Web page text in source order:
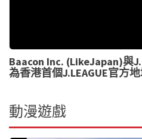
Baacon Inc. (LikeJapan)與
為香港首個J.LEAGUE官方
動漫遊戲